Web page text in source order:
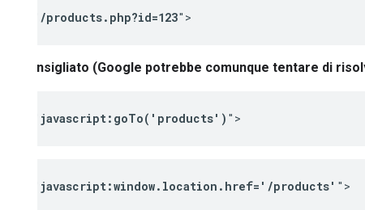
/products.php?id=123">
Sconsigliato (Google potrebbe comunque tentare di
javascript:goTo('products') ">
javascript:window.location.href='/products' ">